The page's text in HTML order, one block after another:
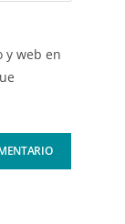
y web en